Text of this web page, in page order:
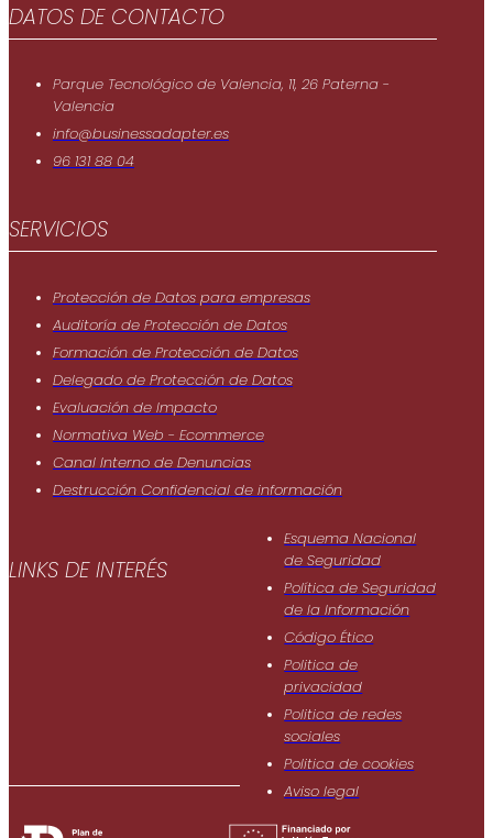
DATOS DE CONTACTO
Parque Tecnológico de Valencia, 11, 26 Paterna -
Valencia
info@businessadapter.es
96 131 88 04
SERVICIOS
Protección de Datos para empresas
Auditoría de Protección de Datos
Formación de Protección de Datos
Delegado de Protección de Datos
Evaluación de Impacto
Normativa Web - Ecommerce
Canal Interno de Denuncias
Destrucción Confidencial de información
LINKS DE INTERÉS
Esquema Nacional
de Seguridad
Política de Seguridad
de Ia Información
Código Ético
Politica de
privacidad
Politica de redes
sociales
Politica de cookies
Aviso legal